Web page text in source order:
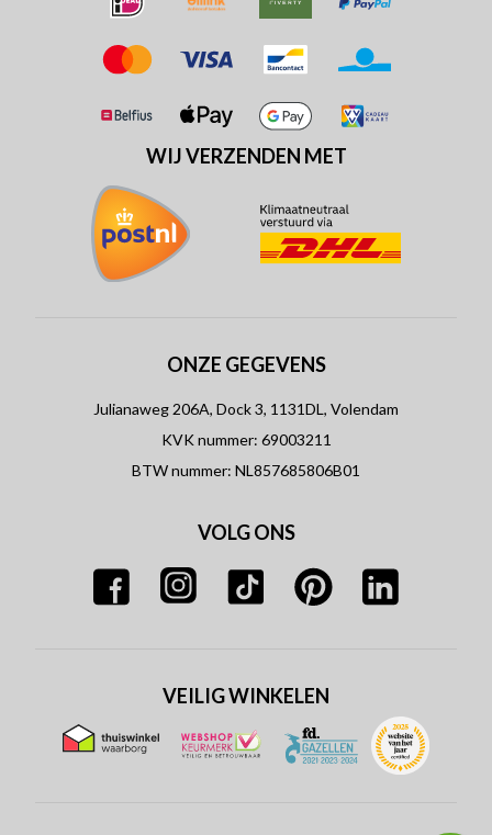
WIJ VERZENDEN MET
ONZE GEGEVENS
Julianaweg 206A, Dock 3, 1131DL, Volendam
KVK nummer: 69003211
BTW nummer: NL857685806B01
VOLG ONS
VEILIG WINKELEN